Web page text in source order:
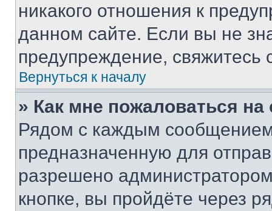
никакого отношения к
данном сайте. Если вы не
предупреждение,
Вернуться к началу
» Как мне пожаловаться
Рядом с каждым сообщением
предназначенную для
разрешено
кнопке, вы пройдёте через